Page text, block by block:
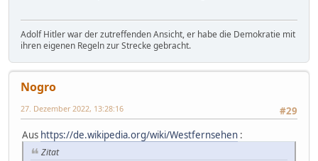
Adolf Hitler war der zutreffenden Ansicht, er habe die Demokratie mit
ihren eigenen Regeln zur Strecke gebracht.
Nogro
#29
27. Dezember 2022, 13:28:16
Aus https://de.wikipedia.org/wiki/Westfernsehen :
Zitat